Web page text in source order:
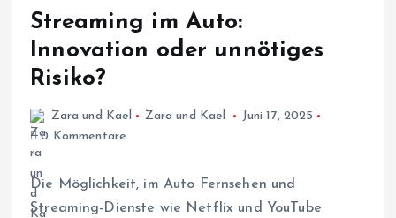
Streaming im Auto:
Innovation oder unnötiges
Risiko?
Zara und Kael Zara und Kael
Juni 17, 2025
0 Kommentare
Die Möglichkeit, im Auto Fernsehen und
Streaming-Dienste wie Netflix und YouTube